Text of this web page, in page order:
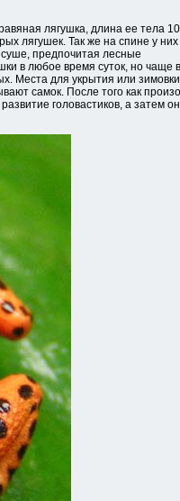
лягушка, длина ее тела
лягушек. Так же на спине у них
предпочитая лесные
в любое время суток, но чаще
Места для укрытия или
самок. После того как
головастиков, а затем